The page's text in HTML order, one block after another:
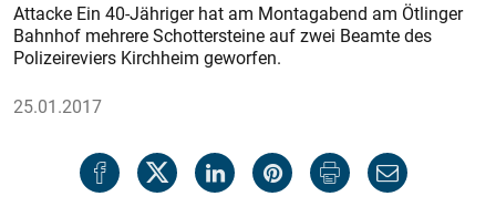
Attacke Ein 40-Jähriger hat am Montagabend am Ötlinger
Bahnhof mehrere Schottersteine auf zwei Beamte des
Polizeireviers Kirchheim geworfen.
25.01.2017